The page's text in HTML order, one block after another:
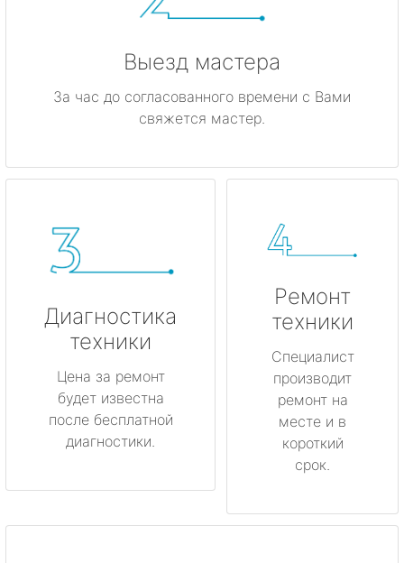
Выезд мастера
За час до согласованного времени с Вами
свяжется мастер.
Диагностика
техники
Цена за ремонт
будет известна
после бесплатной
диагностики.
Ремонт
техники
Специалист
производит
ремонт на
месте и в
короткий
срок.